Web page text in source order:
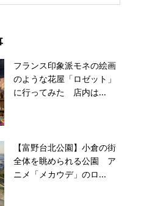
フランス印象派モネの絵画
のような花屋「ロゼット」
に行ってみた 店内は...
【富野台北公園】小倉の街
全体を眺められる公園 ア
ニメ「メカウデ」のロ...